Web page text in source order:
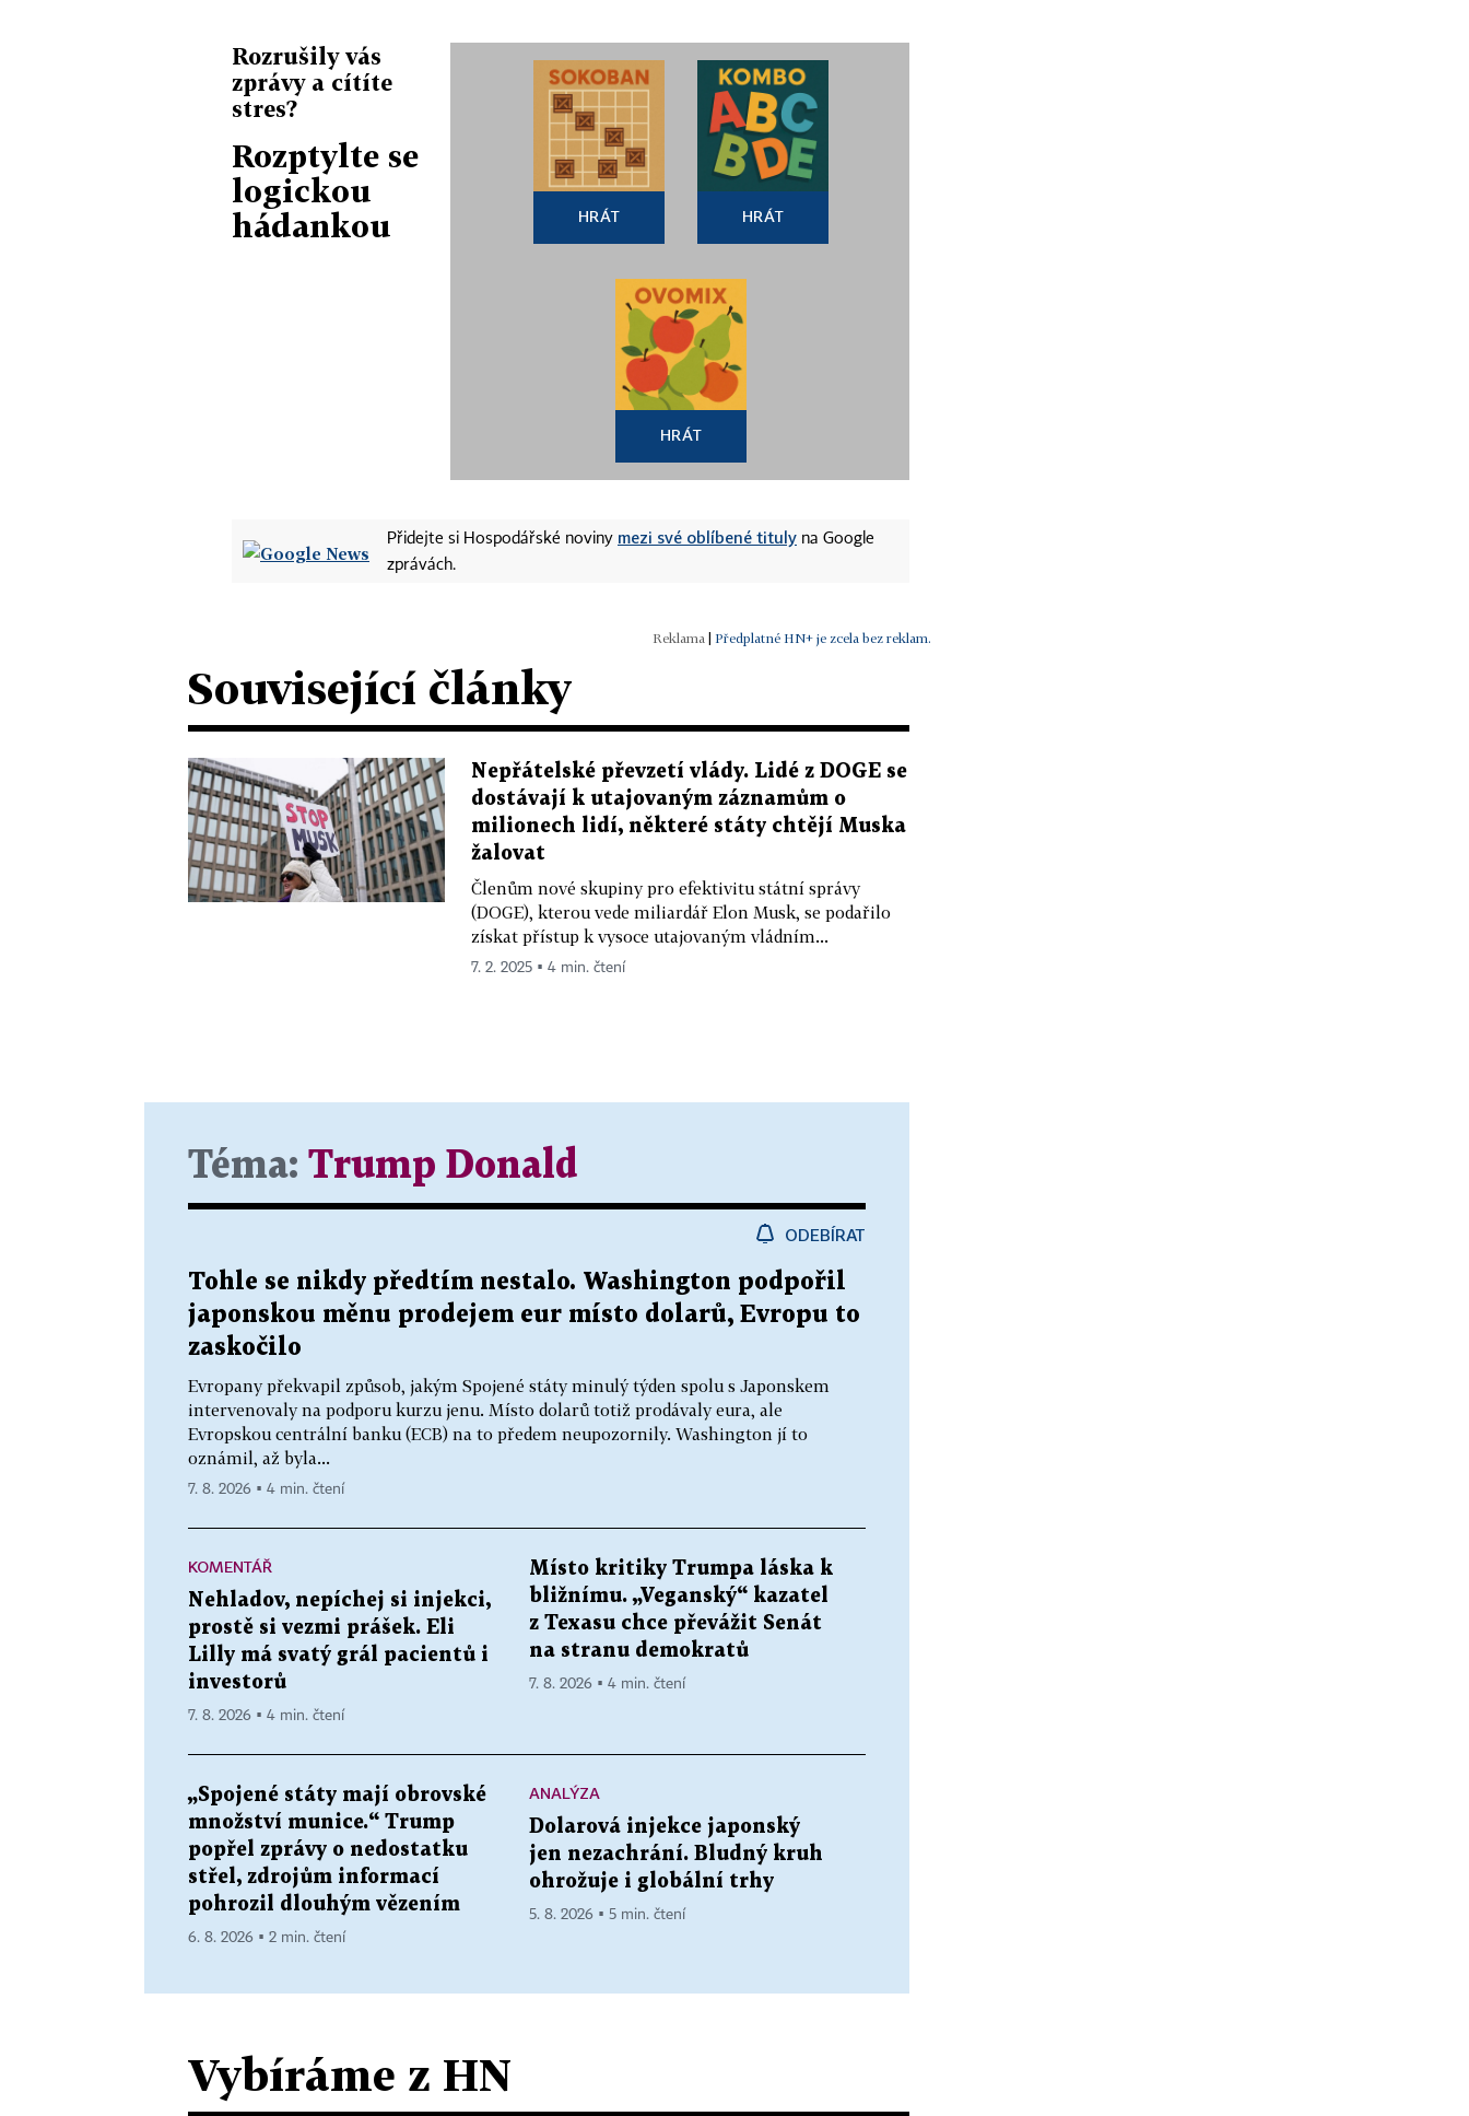
Rozrušily vás
zprávy a cítíte
stres?
Rozptylte se
logickou
hádankou
HRÁT HRÁT
HRÁT
Přidejte si Hospodářské noviny mezi své oblíbené tituly na Google
zprávách.
Předplatné HN+ je zcela bez reklam.
Související články
Nepřátelské převzetí vlády. Lidé z DOGE se
dostávají k utajovaným záznamům o
milionech lidí, některé státy chtějí Muska
žalovat
Členům nové skupiny pro efektivitu státní správy
(DOGE), kterou vede miliardář Elon Musk, se podařilo
získat přístup k vysoce utajovaným vládním...
7. 2. 2025 ▪ 4 min. čtení
Téma: Trump Donald
ODEBÍRAT
Tohle se nikdy předtím nestalo. Washington podpořil
japonskou měnu prodejem eur místo dolarů, Evropu to
zaskočilo
Evropany překvapil způsob, jakým Spojené státy minulý týden spolu s Japonskem
intervenovaly na podporu kurzu jenu. Místo dolarů totiž prodávaly eura, ale
Evropskou centrální banku (ECB) na to předem neupozornily. Washington jí to
oznámil, až byla...
7. 8. 2026 ▪ 4 min. čtení
KOMENTÁŘ
Nehladov, nepíchej si injekci,
prostě si vezmi prášek. Eli
Lilly má svatý grál pacientů i
investorů
7. 8. 2026 ▪ 4 min. čtení
Místo kritiky Trumpa láska k
bližnímu. „Veganský“ kazatel
z Texasu chce převážit Senát
na stranu demokratů
7. 8. 2026 ▪ 4 min. čtení
„Spojené státy mají obrovské
množství munice.“ Trump
popřel zprávy o nedostatku
střel, zdrojům informací
pohrozil dlouhým vězením
6. 8. 2026 ▪ 2 min. čtení
ANALÝZA
Dolarová injekce japonský
jen nezachrání. Bludný kruh
ohrožuje i globální trhy
5. 8. 2026 ▪ 5 min. čtení
Vybíráme z HN